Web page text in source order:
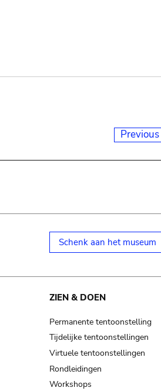
Schenk aan het museum
ZIEN & DOEN
Permanente tentoonstelling
Tijdelijke tentoonstellingen
Virtuele tentoonstellingen
Rondleidingen
Workshops